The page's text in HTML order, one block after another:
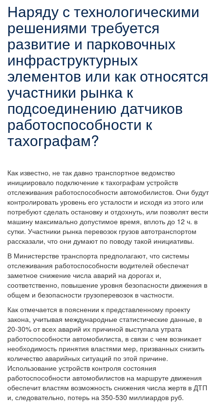
Наряду с технологическими
решениями требуется
развитие и парковочных
инфраструктурных
элементов или как относятся
участники рынка к
подсоединению датчиков
работоспособности к
тахографам?
Как известно, не так давно транспортное ведомство
инициировало подключение к тахографам устройств
отслеживания работоспособности автомобилистов. Они будут
контролировать уровень его усталости и исходя из этого или
потребуют сделать остановку и отдохнуть, или позволят вести
машину максимально допустимое время, вплоть до 12 ч. в
сутки. Участники рынка перевозок грузов автотранспортом
рассказали, что они думают по поводу такой инициативы.
В Министерстве транспорта предполагают, что системы
отслеживания работоспособности водителей обеспечат
заметное снижение числа аварий на дорогах и,
соответственно, повышение уровня безопасности движения в
общем и безопасности грузоперевозок в частности.
Как отмечается в пояснении к представленному проекту
закона, учитывая международные статистические данные, в
20-30% от всех аварий их причиной выступала утрата
работоспособности автомобилиста, в связи с чем возникает
необходимость принятия властями мер, призванных снизить
количество аварийных ситуаций по этой причине.
Использование устройств контроля состояния
работоспособности автомобилистов на маршруте движения
обеспечит властям возможность снижения числа жертв в ДТП
и, следовательно, потерь на 350-530 миллиардов руб.